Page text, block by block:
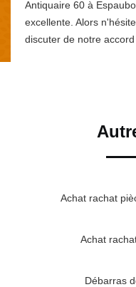
Antiquaire 60 à
excellente. Alors
discuter de notre accord
Achat rachat
Achat
Débarras